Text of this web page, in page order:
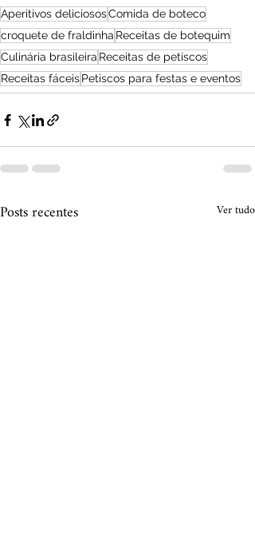
Aperitivos deliciososComida de boteco
croquete de fraldinha Receitas de botequim
Culinária brasileira Receitas de petiscos
Receitas fáceisPetiscos para festas e eventos
Posts recentes Ver tudo